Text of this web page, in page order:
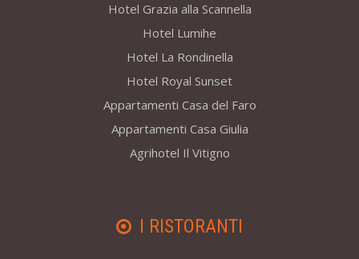
Hotel Grazia alla Scannella
Hotel Lumihe
Hotel La Rondinella
Hotel Royal Sunset
Appartamenti Casa del Faro
Appartamenti Casa Giulia
Agrihotel Il Vitigno
I RISTORANTI